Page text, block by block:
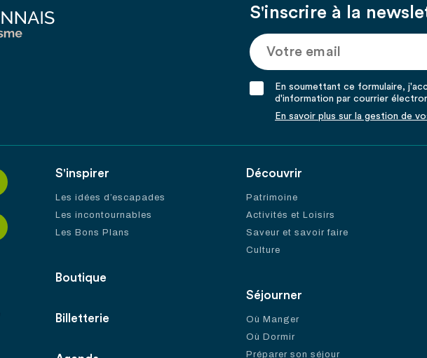
S'inscrire à la
En soumettant ce formulaire,
d'information par courrier
En savoir plus sur la gestion de
S'inspirer
Les idées d’escapades
Les incontournables
Les Bons Plans
Boutique
Billetterie
Découvrir
Patrimoine
Activités et Loisirs
Saveur et savoir faire
Culture
Séjourner
Où Manger
Où Dormir
Préparer son séjour